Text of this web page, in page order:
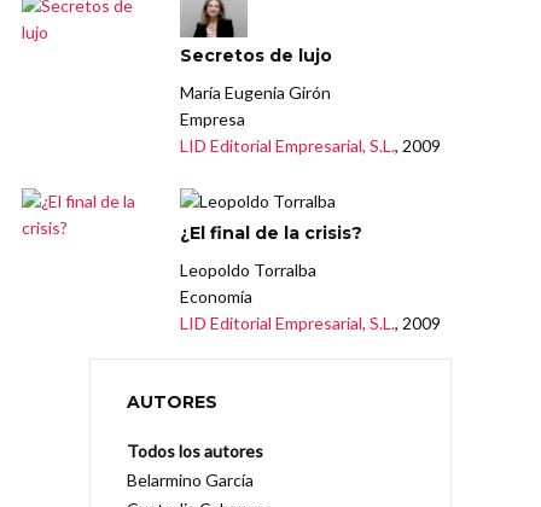
Secretos de lujo
María Eugenia Girón
Empresa
LID Editorial Empresarial, S.L., 2009
¿El final de la crisis?
Leopoldo Torralba
Economía
LID Editorial Empresarial, S.L., 2009
AUTORES
Todos los autores
Belarmino García